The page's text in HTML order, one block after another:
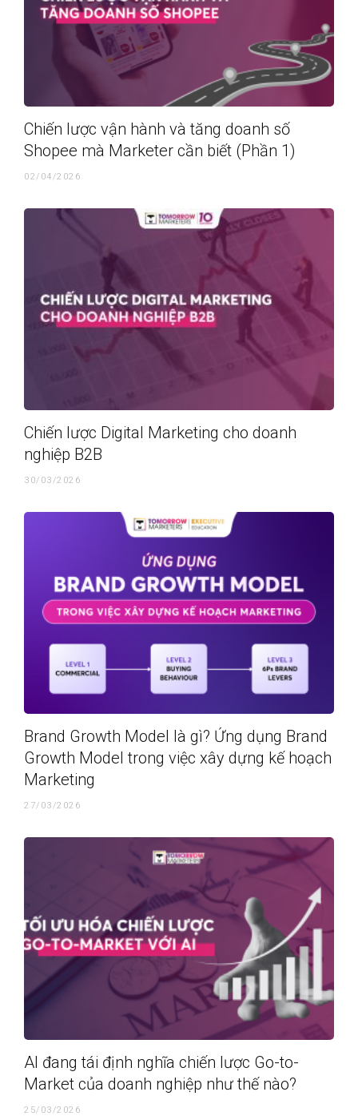
Chiến lược vận hành và tăng doanh số
Shopee mà Marketer cần biết (Phần 1)
02/04/2026
Chiến lược Digital Marketing cho doanh
nghiệp B2B
30/03/2026
Brand Growth Model là gì? Ứng dụng Brand
Growth Model trong việc xây dựng kế hoạch
Marketing
27/03/2026
AI đang tái định nghĩa chiến lược Go-to-
Market của doanh nghiệp như thế nào?
25/03/2026